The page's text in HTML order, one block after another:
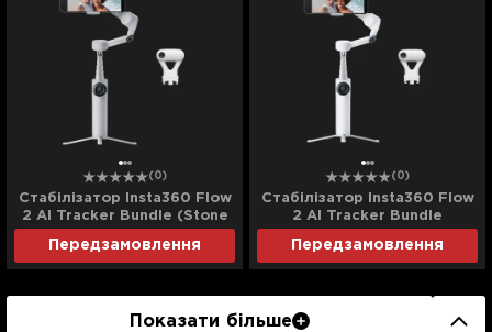
(0)
Стабілізатор Insta360 Flow
2 AI Tracker Bundle (Stone
Передзамовлення
(0)
Стабілізатор Insta360 Flow
2 AI Tracker Bundle
Передзамовлення
Показати більше